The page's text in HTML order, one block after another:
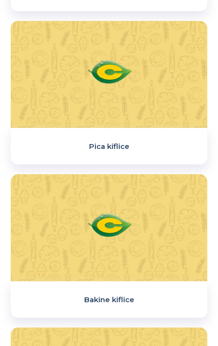
Pica kiflice
Bakine kiflice